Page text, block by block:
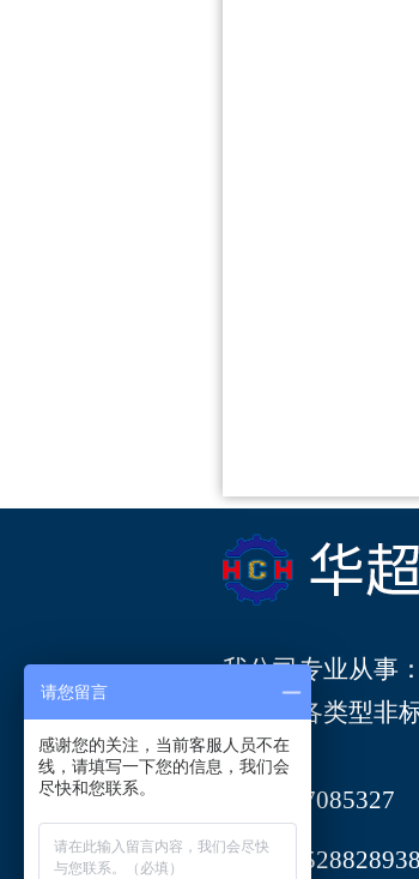
我公司专业从事
要承接各类型非
297085327
13528828938
请您留言
感谢您的关注，当前客服人员不在
线，请填写一下您的信息，我们会
尽快和您联系。